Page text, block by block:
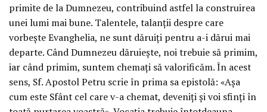
primite de la Dumnezeu, contribuind astfel la construirea
unei lumi mai bune. Talentele, talanții despre care
vorbește Evanghelia, ne sunt dăruiți pentru a-i dărui mai
departe. Când Dumnezeu dăruiește, noi trebuie să primim,
iar când primim, suntem chemați să valorificăm. În acest
sens, Sf. Apostol Petru scrie în prima sa epistolă: «Așa
cum este Sfânt cel care v-a chemat, deveniți și voi sfinți în